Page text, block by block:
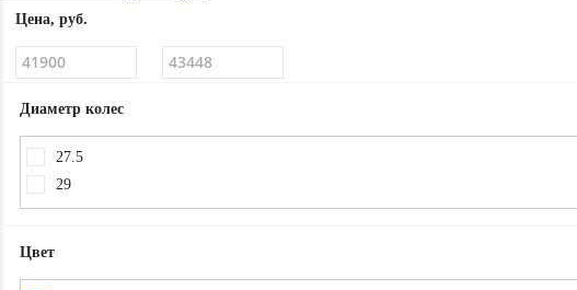
Цена, руб.
Диаметр колес
27.5
29
Цвет